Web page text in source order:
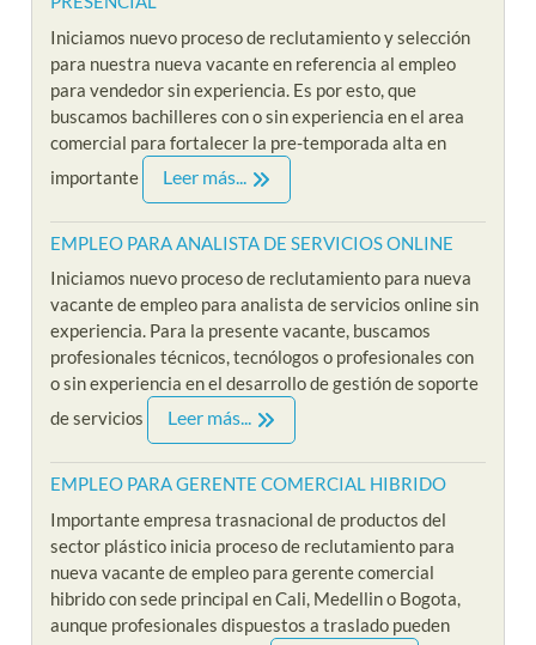
Iniciamos nuevo proceso de reclutamiento y selección
para nuestra nueva vacante en referencia al empleo
para vendedor sin experiencia. Es por esto, que
buscamos bachilleres con o sin experiencia en el area
comercial para fortalecer la pre-temporada alta en
importante
Leer más...
EMPLEO PARA ANALISTA DE SERVICIOS ONLINE
Iniciamos nuevo proceso de reclutamiento para nueva
vacante de empleo para analista de servicios online sin
experiencia. Para la presente vacante, buscamos
profesionales técnicos, tecnólogos o profesionales con
o sin experiencia en el desarrollo de gestión de soporte
de servicios
Leer más...
EMPLEO PARA GERENTE COMERCIAL HIBRIDO
Importante empresa trasnacional de productos del
sector plástico inicia proceso de reclutamiento para
nueva vacante de empleo para gerente comercial
hibrido con sede principal en Cali, Medellin o Bogota,
aunque profesionales dispuestos a traslado pueden